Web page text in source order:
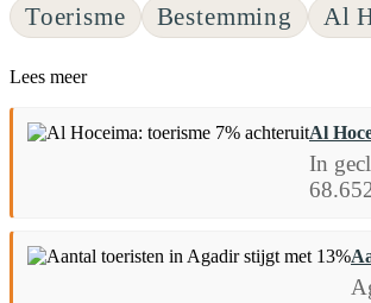
Toerisme Bestemming Al
Lees meer
Al
In